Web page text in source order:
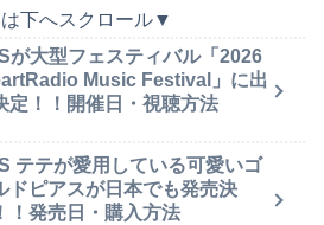
下へスクロール▼
が大型フェスティバル「2026
Music Festival」に出
定！！開催日・視聴方法
テテが愛用している可愛いゴ
ドピアスが日本でも発売決
！発売日・購入方法